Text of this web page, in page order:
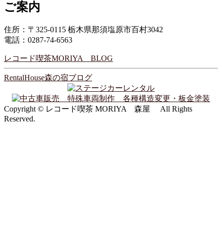
ご案内
住所：〒325-0115 栃木県那須塩原市百村3042
電話：0287-74-6563
レコード喫茶MORIYA BLOG
RentalHouse森の宿ブログ
Copyright © レコード喫茶 MORIYA 森屋 All Rights
Reserved.